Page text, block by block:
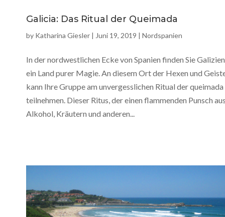
Galicia: Das Ritual der Queimada
by Katharina Giesler | Juni 19, 2019 | Nordspanien
In der nordwestlichen Ecke von Spanien finden Sie
ein Land purer Magie. An diesem Ort der Hexen und
kann Ihre Gruppe am unvergesslichen Ritual der queimada
teilnehmen. Dieser Ritus, der einen flammenden Punsch
Alkohol, Kräutern und anderen...